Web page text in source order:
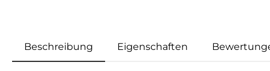
Beschreibung Eigenschaften